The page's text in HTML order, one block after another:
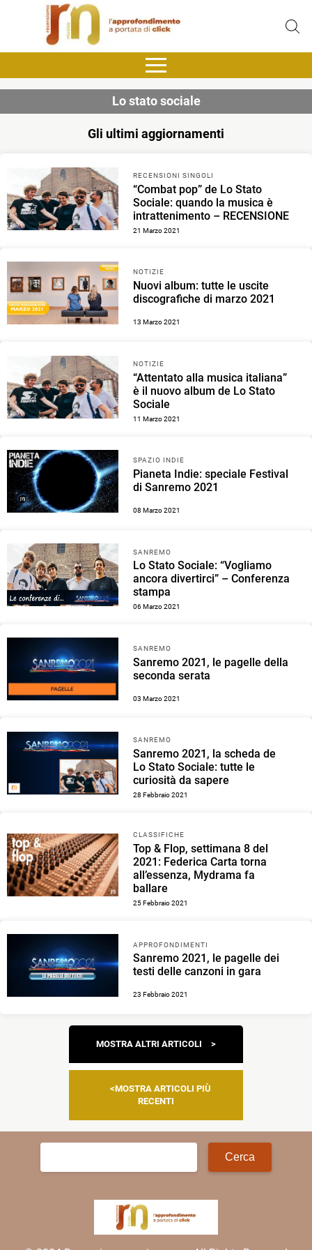
Lo stato sociale
Gli ultimi aggiornamenti
RECENSIONI SINGOLI
“Combat pop” de Lo Stato
Sociale: quando la musica è
intrattenimento – RECENSIONE
21 Marzo 2021
NOTIZIE
Nuovi album: tutte le uscite
discografiche di marzo 2021
13 Marzo 2021
NOTIZIE
“Attentato alla musica italiana”
è il nuovo album de Lo Stato
Sociale
11 Marzo 2021
SPAZIO INDIE
Pianeta Indie: speciale Festival
di Sanremo 2021
08 Marzo 2021
SANREMO
Lo Stato Sociale: “Vogliamo
ancora divertirci” – Conferenza
stampa
06 Marzo 2021
SANREMO
Sanremo 2021, le pagelle della
seconda serata
03 Marzo 2021
SANREMO
Sanremo 2021, la scheda de
Lo Stato Sociale: tutte le
curiosità da sapere
28 Febbraio 2021
CLASSIFICHE
Top & Flop, settimana 8 del
2021: Federica Carta torna
all’essenza, Mydrama fa
ballare
25 Febbraio 2021
APPROFONDIMENTI
Sanremo 2021, le pagelle dei
testi delle canzoni in gara
23 Febbraio 2021
Navigazione
articoli
MOSTRA ALTRI ARTICOLI
MOSTRA ARTICOLI PIÙ
RECENTI
Ricerca